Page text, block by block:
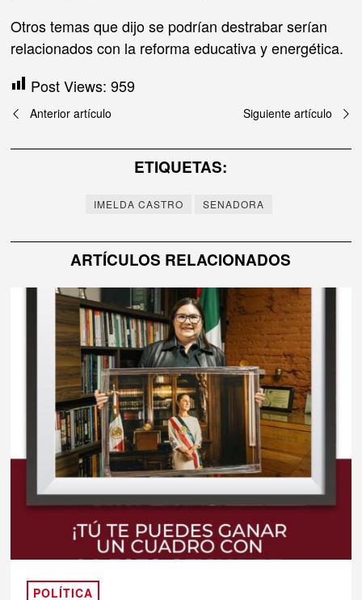
Otros temas que dijo se podrían destrabar serían
relacionados con la reforma educativa y energética.
Post Views: 959
Navegación
de
Anterior artículo Siguiente artículo
ETIQUETAS:
IMELDA CASTRO SENADORA
ARTÍCULOS RELACIONADOS
POLÍTICA